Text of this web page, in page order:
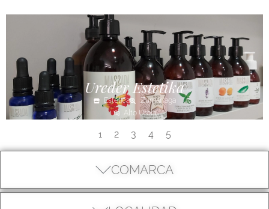
COMARCA
Ureder Estetika
Estética
Zumarraga
Alto Urola
1 2 3 4 5